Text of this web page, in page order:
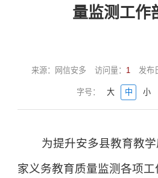
量监测工作
来源： 网信安多 访问量： 1 发布
字号： 大 中 小
为提升安多县教育教学
家义务教育质量监测各项